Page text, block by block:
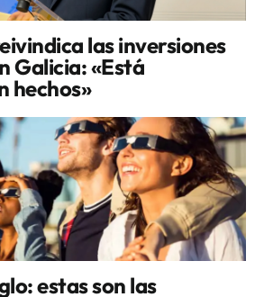
las inversiones
Galicia: «Está
hechos»
estas son las